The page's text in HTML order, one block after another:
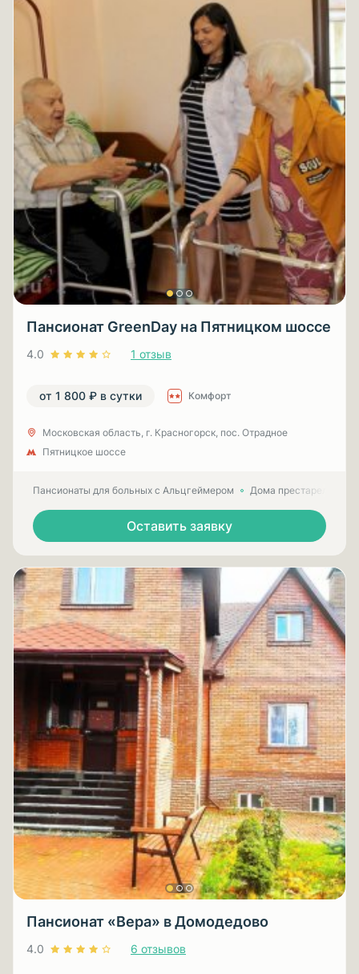
Пансионат GreenDay на Пятницком шоссе
4.0 1 отзыв
от 1 800 ₽ в сутки Комфорт
Московская область, г. Красногорск, пос. Отрадное
Пятницкое шоссе
Пансионаты для больных с Альцгеймером Дома престарелых
Оставить заявку
Пансионат «Вера» в Домодедово
4.0 6 отзывов